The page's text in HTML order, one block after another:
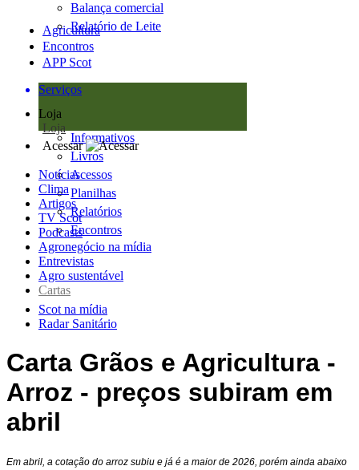
Balança comercial
Relatório de Leite
Agricultura
Encontros
APP Scot
Serviços
Loja
Loja
Informativos
Livros
Acessos
Planilhas
Relatórios
Encontros
Acessar
Notícias
Clima
Artigos
TV Scot
Podcasts
Agronegócio na mídia
Entrevistas
Agro sustentável
Cartas
Scot na mídia
Radar Sanitário
Carta Grãos e Agricultura -
Arroz - preços subiram em
abril
Em abril, a cotação do arroz subiu e já é a maior de 2026, porém ainda abaixo